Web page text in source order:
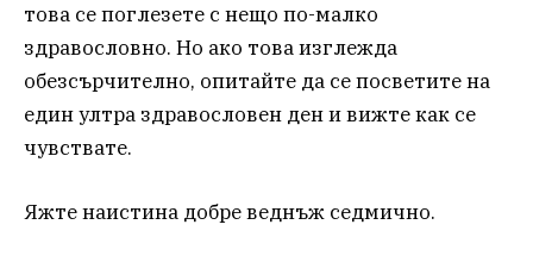
това се поглезете с нещо по-малко
здравословно. Но ако това изглежда
обезсърчително, опитайте да се посветите на
един ултра здравословен ден и вижте как се
чувствате.
Яжте наистина добре веднъж седмично.